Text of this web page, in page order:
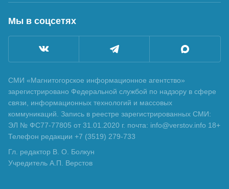
Мы в соцсетях
СМИ «Магнитогорское информационное агентство»
зарегистрировано Федеральной службой по надзору в сфере
связи, информационных технологий и массовых
коммуникаций. Запись в реестре зарегистрированных СМИ:
ЭЛ № ФС77-77805 от 31.01.2020 г. почта: info@verstov.info 18+
Телефон редакции +7 (3519) 279-733
Гл. редактор В. О. Болкун
Учредитель А.П. Верстов